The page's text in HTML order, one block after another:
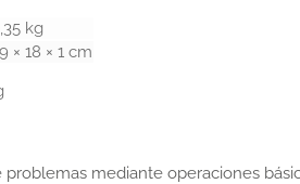
kg
× 18 × 1 cm
problemas mediante operaciones